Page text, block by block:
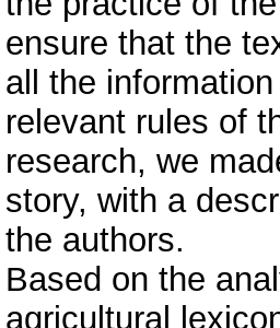
ensure that the
all the
relevant rules of
research, we
story, with a
the authors.
Based on the
agricultural